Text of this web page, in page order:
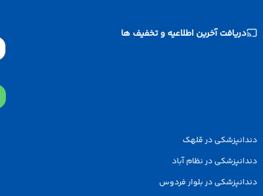
دریافت آخرین اطلاعیه و تخفیف ها
در قلهک
در نظام آباد
در بلوار فردوس